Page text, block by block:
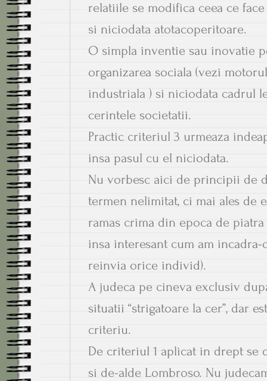
relatiile se modifica ceea ce
si niciodata atotacoperitoare.
O simpla inventie sau inovatie
organizarea sociala (vezi
industriala ) si niciodata cadrul
cerintele societatii.
Practic criteriul 3 urmeaza
insa pasul cu el niciodata.
Nu vorbesc aici de principii de
termen nelimitat, ci mai ales de
ramas crima din epoca de
insa interesant cum am
reinvia orice individ).
A judeca pe cineva exclusiv
situatii “strigatoare la cer”, dar
criteriu.
De criteriul 1 aplicat in drept
si de-alde Lombroso. Nu